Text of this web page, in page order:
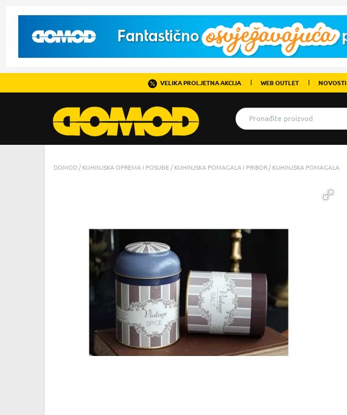
VELIKA PROLJETNA AKCIJA WEB OUTLET NOVOSTI
DOMOD KUHINJSKA OPREMA I POSUĐE KUHINJSKA POMAGALA I PRIBOR KUHINJSKA POMAGALA